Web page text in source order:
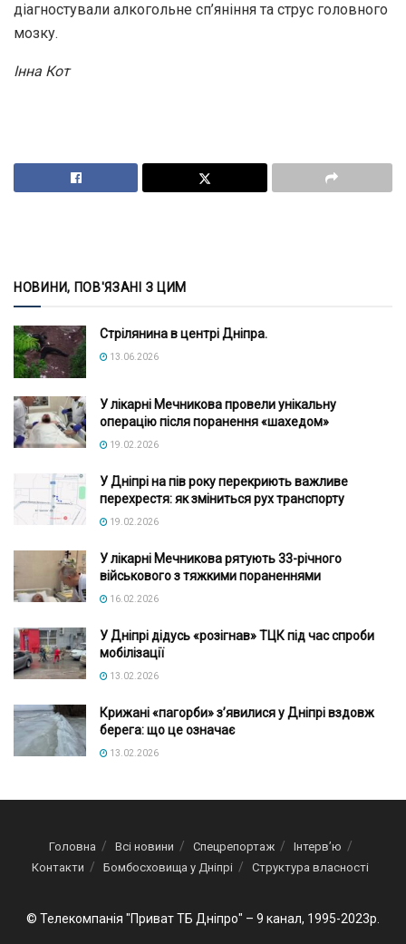
діагностували алкогольне сп’яніння та струс головного
мозку.
Інна Кот
НОВИНИ, ПОВ'ЯЗАНІ З ЦИМ
Стрілянина в центрі Дніпра.
13.06.2026
У лікарні Мечникова провели унікальну
операцію після поранення «шахедом»
19.02.2026
У Дніпрі на пів року перекриють важливе
перехрестя: як зміниться рух транспорту
19.02.2026
У лікарні Мечникова рятують 33-річного
військового з тяжкими пораненнями
16.02.2026
У Дніпрі дідусь «розігнав» ТЦК під час спроби
мобілізації
13.02.2026
Крижані «пагорби» з’явилися у Дніпрі вздовж
берега: що це означає
13.02.2026
Головна Всі новини Спецрепортаж
Інтерв’ю
Контакти
Бомбосховища у Дніпрі Структура власності
© Телекомпанія "Приват ТБ Дніпро" – 9 канал, 1995-2023р.